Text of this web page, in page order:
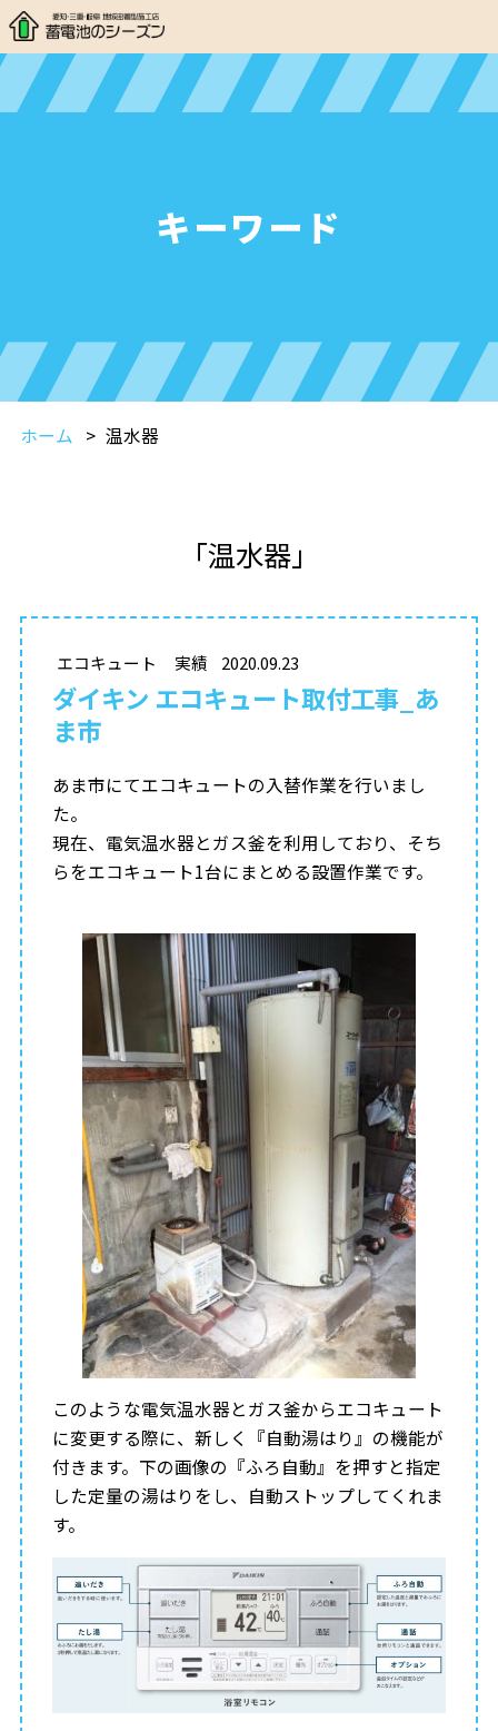
キーワード
ホーム 温水器
「温水器」
エコキュート 実績 2020.09.23
ダイキン エコキュート取付工事_あ
ま市
あま市にてエコキュートの入替作業を行いまし
た。
現在、電気温水器とガス釜を利用しており、そち
らをエコキュート1台にまとめる設置作業です。
このような電気温水器とガス釜からエコキュート
に変更する際に、新しく『自動湯はり』の機能が
付きます。下の画像の『ふろ自動』を押すと指定
した定量の湯はりをし、自動ストップしてくれま
す。